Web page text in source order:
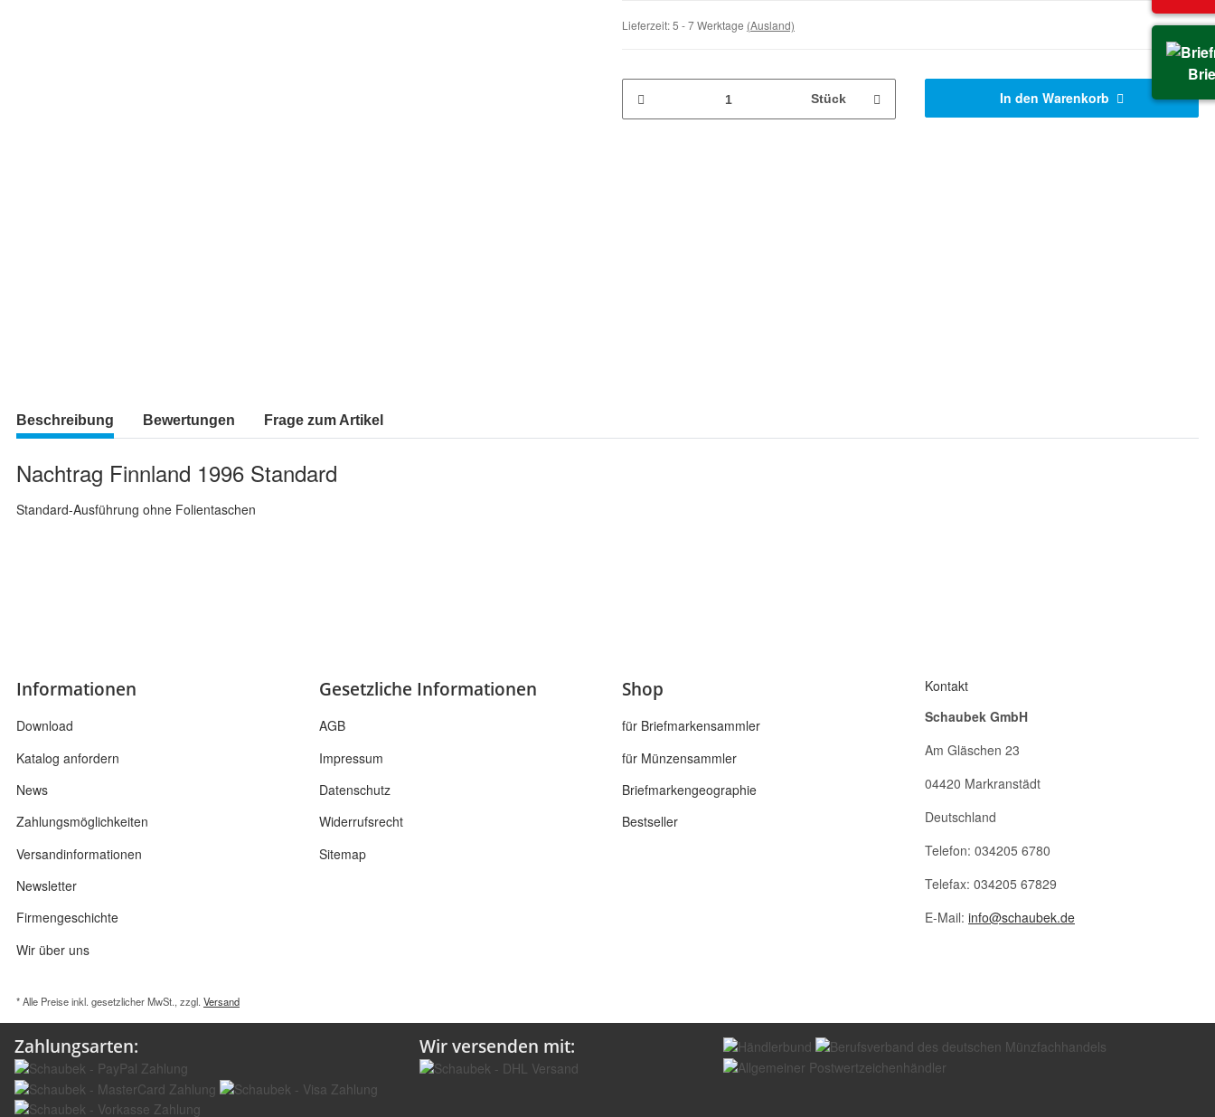
Lieferzeit:5 - 7 Werktage (Ausland)
Stück In den Warenkorb
Beschreibung Bewertungen Frage zum Artikel
Nachtrag Finnland 1996 Standard
Standard-Ausführung ohne Folientaschen
Informationen
Download
Katalog anfordern
News
Zahlungsmöglichkeiten
Versandinformationen
Newsletter
Firmengeschichte
Wir über uns
Gesetzliche Informationen
AGB
Impressum
Datenschutz
Widerrufsrecht
Sitemap
Shop
für Briefmarkensammler
für Münzensammler
Briefmarkengeographie
Bestseller
Kontakt
Schaubek GmbH
Am Gläschen 23
04420 Markranstädt
Deutschland
Telefon: 034205 6780
Telefax: 034205 67829
E-Mail: info@schaubek.de
* Alle Preise inkl. gesetzlicher MwSt., zzgl. Versand
Zahlungsarten: Wir versenden mit: